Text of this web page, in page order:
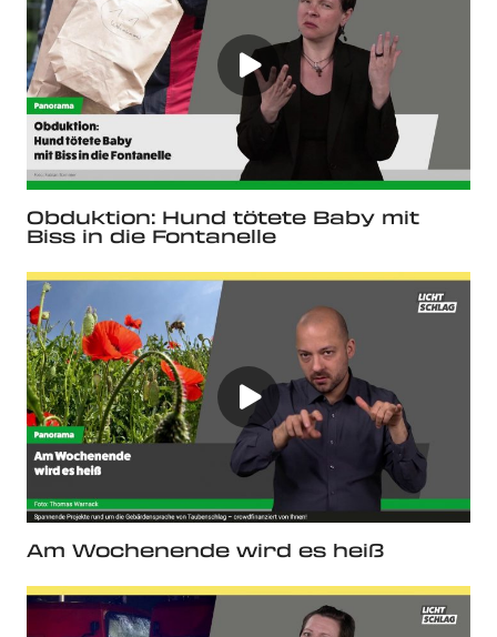
Obduktion: Hund tötete Baby mit
Biss in die Fontanelle
Am Wochenende wird es heiß